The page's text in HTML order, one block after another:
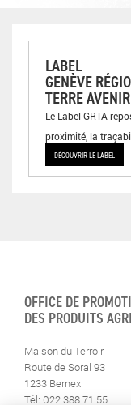
LABEL
GENÈVE
TERRE AVENIR
Le Label GRTA
proximité, la
DÉCOUVRIR LE LABEL
OFFICE DE
DES PRODUITS
Maison du Terroir
Route de Soral 93
1233 Bernex
Tél: 022 388 71 55